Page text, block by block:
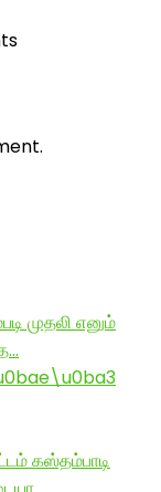
முதலி எனும்
கஸ்தம்பாடி